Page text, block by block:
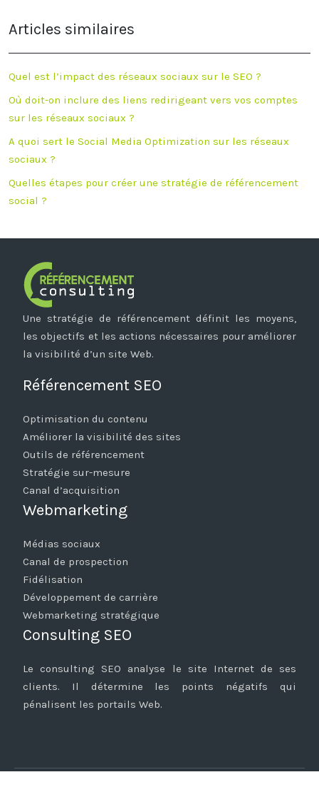
Articles similaires
Quel est l’impact des réseaux sociaux sur le SEO ?
Où doit-on inclure des liens redirigeant vers vos comptes
sur les réseaux sociaux ?
A quoi sert le Social Media Optimization sur les réseaux
sociaux ?
Quelles étapes pour créer une stratégie de référencement
social ?
Une stratégie de référencement définit les moyens,
les objectifs et les actions nécessaires pour améliorer
la visibilité d’un site Web.
Référencement SEO
Optimisation du contenu
Améliorer la visibilité des sites
Outils de référencement
Stratégie sur-mesure
Canal d’acquisition
Webmarketing
Médias sociaux
Canal de prospection
Fidélisation
Développement de carrière
Webmarketing stratégique
Consulting SEO
Le consulting SEO analyse le site Internet de ses
clients. Il détermine les points négatifs qui
pénalisent les portails Web.